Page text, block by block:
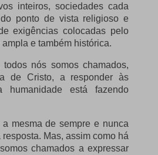
inteiros, sociedades cada
ponto de vista religioso e
exigências colocadas pelo
e também histórica.
todos nós somos chamados,
de Cristo, a responder às
humanidade está fazendo
mesma de sempre e nunca
Mas, assim como há
chamados a expressar